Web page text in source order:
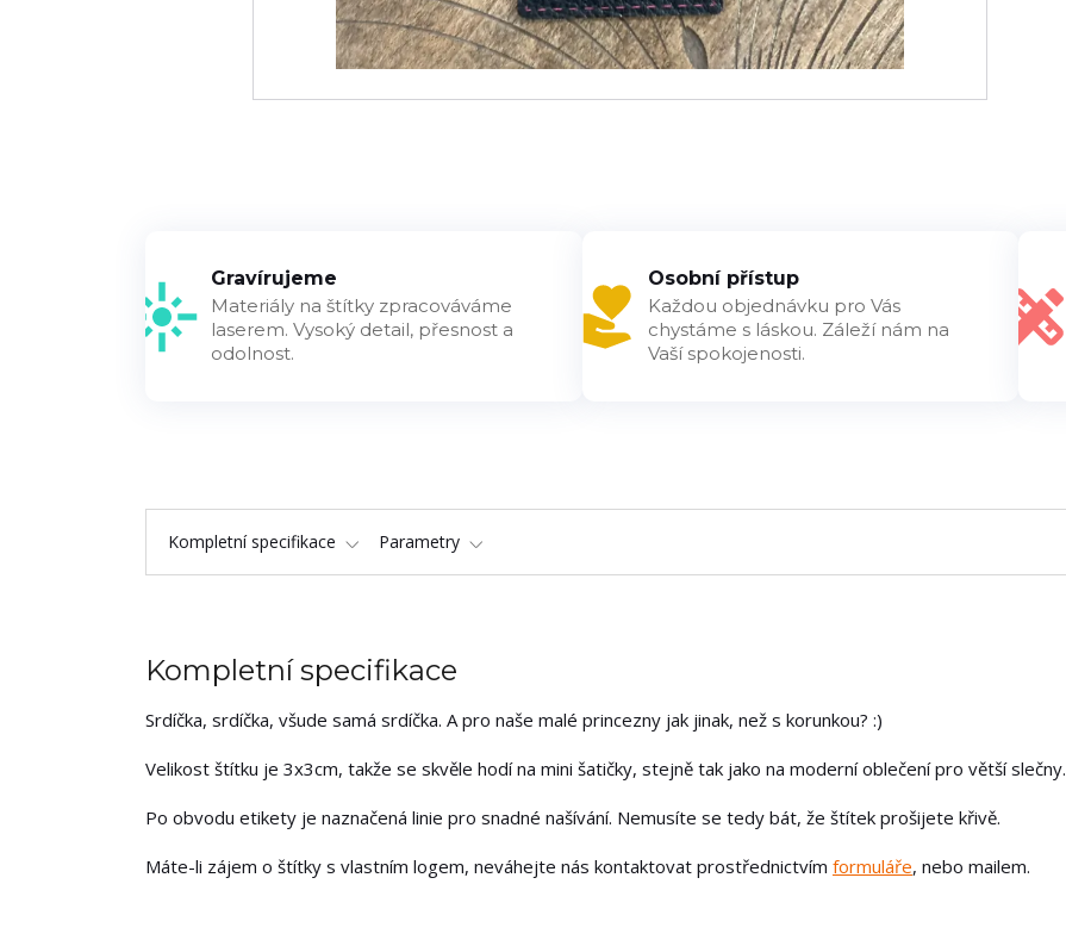
Gravírujeme
Materiály na štítky zpracováváme
laserem. Vysoký detail, přesnost a
odolnost.
Osobní přístup
Každou objednávku pro Vás
chystáme s láskou. Záleží nám na
Vaší spokojenosti.
Kompletní specifikace Parametry
Kompletní specifikace
Srdíčka, srdíčka, všude samá srdíčka. A pro naše malé princezny jak jinak, než s korunkou? :)
Velikost štítku je 3x3cm, takže se skvěle hodí na mini šatičky, stejně tak jako na moderní oblečení pro větší slečny.
Po obvodu etikety je naznačená linie pro snadné našívání. Nemusíte se tedy bát, že štítek prošijete křivě.
Máte-li zájem o štítky s vlastním logem, neváhejte nás kontaktovat prostřednictvím formuláře, nebo mailem.